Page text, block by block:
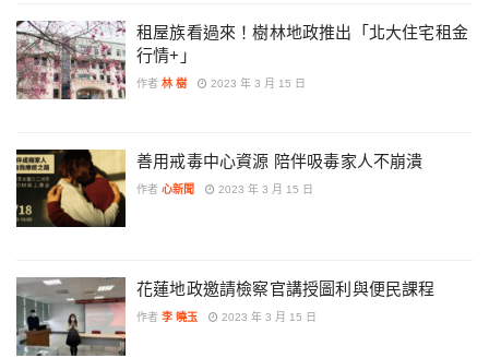
租屋族看過來！樹林地政推出「北大住宅租金
行情+」
作者 林 樹 2023 年 3 月 15 日
善用戒毒中心資源 陪伴吸毒家人不崩潰
作者 心新聞 2023 年 3 月 15 日
花蓮地政邀請檢察官講授圖利與便民課程
作者 李 曉玉 2023 年 3 月 15 日